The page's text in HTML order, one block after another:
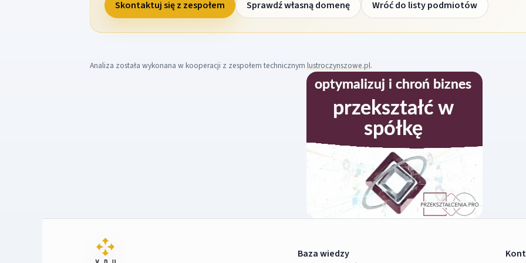
Skontaktuj się z zespołem Sprawdź własną domenę Wróć do listy podmiotów
Analiza została wykonana w kooperacji z zespołem technicznym lustroczynszowe.pl.
Baza wiedzy